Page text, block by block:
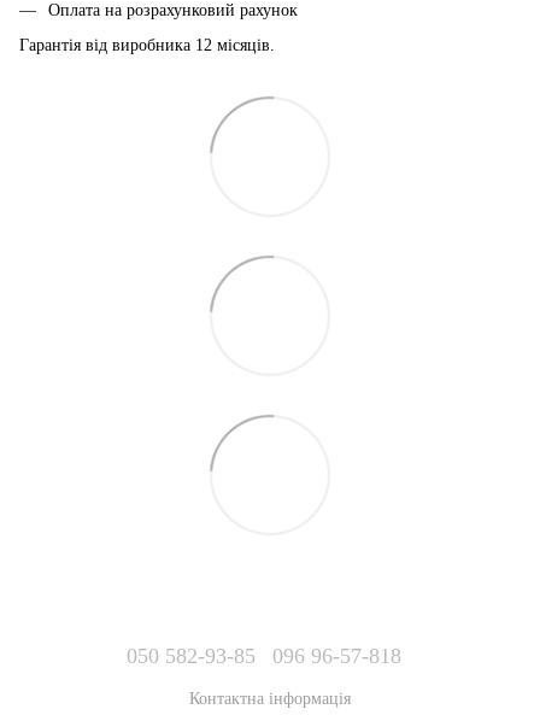
Оплата на розрахунковий рахунок
Гарантія від виробника 12 місяців.
050 582-93-85 096 96-57-818
Контактна інформація